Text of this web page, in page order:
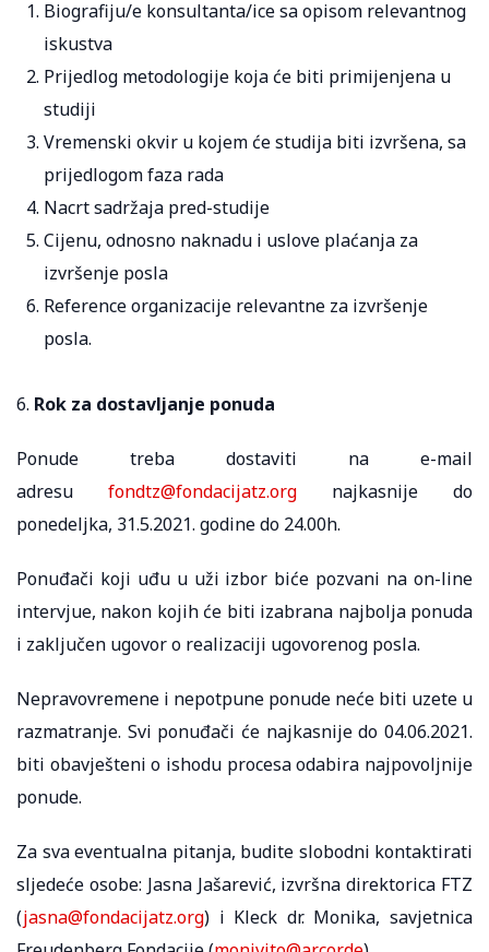
Biografiju/e konsultanta/ice sa opisom relevantnog
iskustva
Prijedlog metodologije koja će biti primijenjena u
studiji
Vremenski okvir u kojem će studija biti izvršena, sa
prijedlogom faza rada
Nacrt sadržaja pred-studije
Cijenu, odnosno naknadu i uslove plaćanja za
izvršenje posla
Reference organizacije relevantne za izvršenje
posla.
6. Rok za dostavljanje ponuda
Ponude treba dostaviti na e-mail
adresu fondtz@fondacijatz.org najkasnije do
ponedeljka, 31.5.2021. godine do 24.00h.
Ponuđači koji uđu u uži izbor biće pozvani na on-line
intervjue, nakon kojih će biti izabrana najbolja ponuda
i zaključen ugovor o realizaciji ugovorenog posla.
Nepravovremene i nepotpune ponude neće biti uzete u
razmatranje. Svi ponuđači će najkasnije do 04.06.2021.
biti obavješteni o ishodu procesa odabira najpovoljnije
ponude.
Za sva eventualna pitanja, budite slobodni kontaktirati
sljedeće osobe: Jasna Jašarević, izvršna direktorica FTZ
(jasna@fondacijatz.org) i Kleck dr. Monika, savjetnica